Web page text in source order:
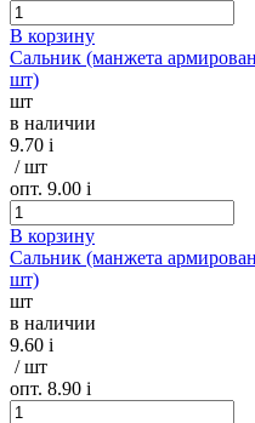
В корзину
Сальник (манжета
шт)
шт
в наличии
9.70 i
/ шт
опт. 9.00 i
В корзину
Сальник (манжета
шт)
шт
в наличии
9.60 i
/ шт
опт. 8.90 i